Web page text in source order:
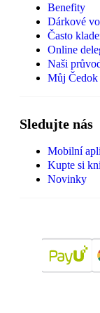
Benefity
Dárkové
Často
Online
Naši
Můj Čedok
Sledujte nás
Mobilní
Kupte si
Novinky